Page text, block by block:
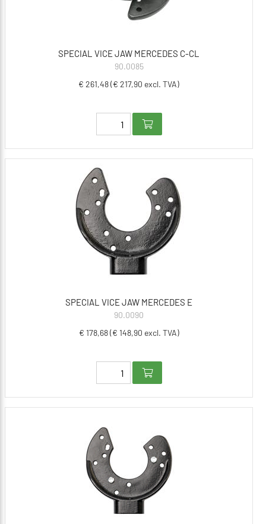
SPECIAL VICE JAW MERCEDES C-CL
90.0085
€ 261,48 (€ 217,90 excl. TVA)
SPECIAL VICE JAW MERCEDES E
90.0090
€ 178,68 (€ 148,90 excl. TVA)